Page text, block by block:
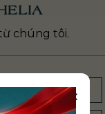
chúng tôi.
×